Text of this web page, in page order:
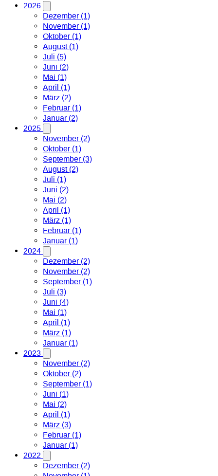
2026
Dezember (1)
November (1)
Oktober (1)
August (1)
Juli (5)
Juni (2)
Mai (1)
April (1)
März (2)
Februar (1)
Januar (2)
2025
November (2)
Oktober (1)
September (3)
August (2)
Juli (1)
Juni (2)
Mai (2)
April (1)
März (1)
Februar (1)
Januar (1)
2024
Dezember (2)
November (2)
September (1)
Juli (3)
Juni (4)
Mai (1)
April (1)
März (1)
Januar (1)
2023
November (2)
Oktober (2)
September (1)
Juni (1)
Mai (2)
April (1)
März (3)
Februar (1)
Januar (1)
2022
Dezember (2)